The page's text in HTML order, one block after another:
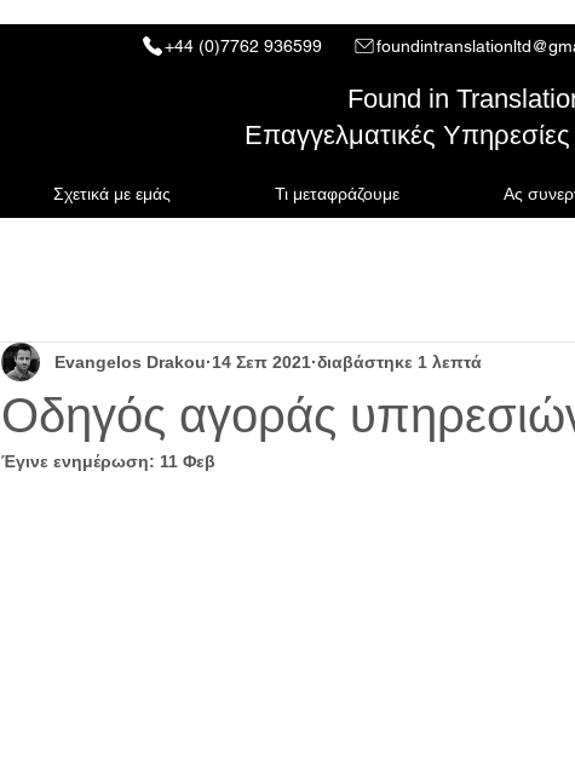
+44 (0)7762 936599
Found in
Επαγγελματικές
Σχετικά με εμάς Τι μεταφράζουμε Ας
Οδηγός αγοράς
Evangelos Drakou 14 Σεπ 2021 διαβάστηκε 1 λεπτά
Έγινε ενημέρωση: 11 Φεβ